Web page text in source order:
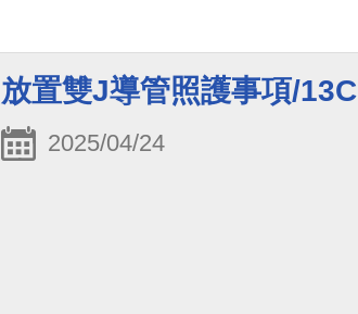
放置雙J導管照護事項/13C
2025/04/24